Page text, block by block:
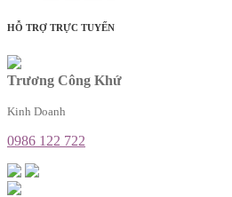
HỖ TRỢ TRỰC TUYẾN
Trương Công Khứ
Kinh Doanh
0986 122 722